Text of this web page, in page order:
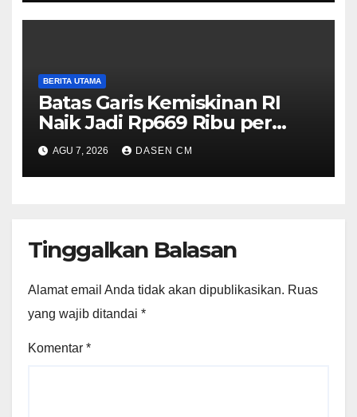
BERITA UTAMA
Batas Garis Kemiskinan RI
Naik Jadi Rp669 Ribu per
Orang per Bulan
AGU 7, 2026 DASEN CM
Tinggalkan Balasan
Alamat email Anda tidak akan dipublikasikan. Ruas
yang wajib ditandai *
Komentar *